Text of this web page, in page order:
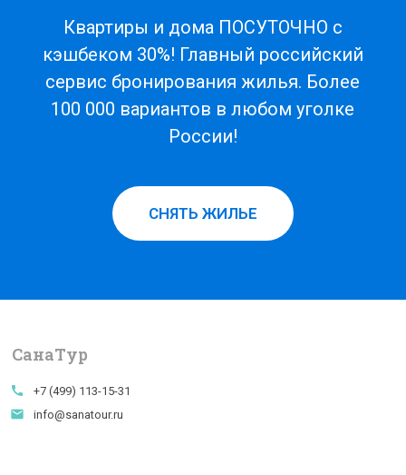
Квартиры и дома ПОСУТОЧНО с
кэшбеком 30%! Главный российский
сервис бронирования жилья. Более
100 000 вариантов в любом уголке
России!
СНЯТЬ ЖИЛЬЕ
СанаTур
call +7 (499) 113-15-31
email info@sanatour.ru